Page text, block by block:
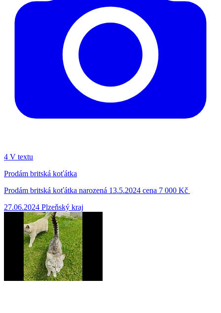
4 V textu
Prodám britská koťátka
Prodám britská koťátka narozená 13.5.2024 cena 7 000 Kč
27.06.2024 Plzeňský kraj